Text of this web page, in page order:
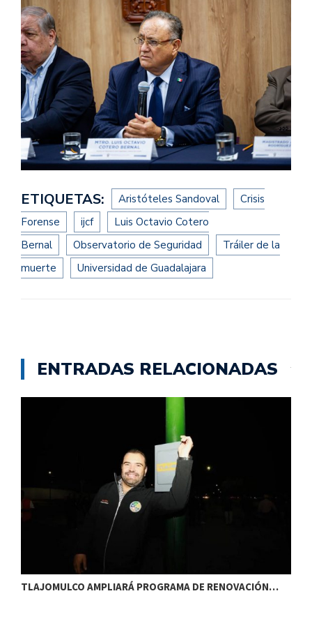
ETIQUETAS: Aristóteles Sandoval
Crisis
Forense
ijcf
Luis Octavio Cotero
Bernal
Observatorio de Seguridad
Tráiler de la
muerte
Universidad de Guadalajara
ENTRADAS RELACIONADAS
TLAJOMULCO AMPLIARÁ PROGRAMA DE RENOVACIÓN…